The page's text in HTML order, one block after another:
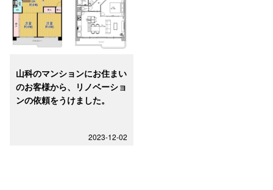
山科のマンションにお住まい
のお客様から、リノベーショ
ンの依頼をうけました。
2023-12-02